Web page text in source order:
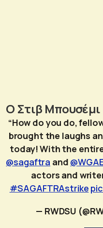
Ο Στιβ Μπουσέμι
“How do you do,
brought the laughs
today! With the
@sagaftra and
actors and
#SAGAFTRAstrike
— RWDSU